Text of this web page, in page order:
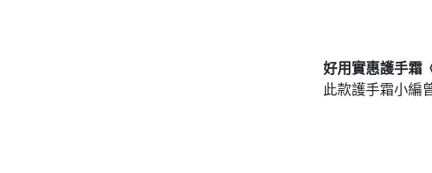
好用實惠護手霜
此款護手霜小編